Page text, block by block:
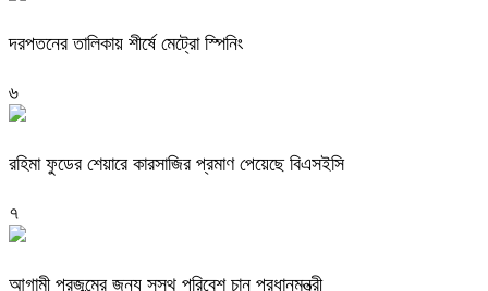
দরপতনের তালিকায় শীর্ষে মেট্রো স্পিনিং
৬
রহিমা ফুডের শেয়ারে কারসাজির প্রমাণ পেয়েছে বিএসইসি
৭
আগামী প্রজন্মের জন্য সুস্থ পরিবেশ চান প্রধানমন্ত্রী